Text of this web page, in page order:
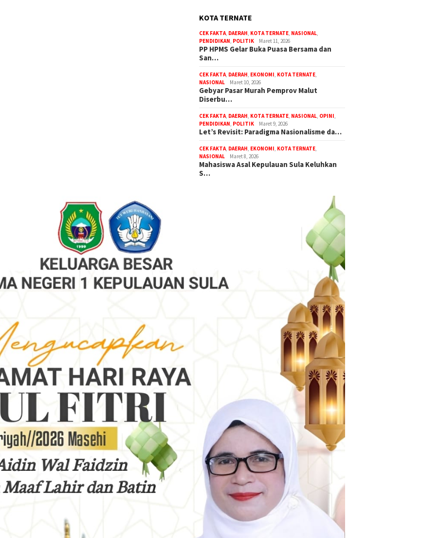
KOTA TERNATE
CEK FAKTA, DAERAH, KOTA TERNATE, NASIONAL,
PENDIDIKAN, POLITIK Maret 11, 2026
PP HPMS Gelar Buka Puasa Bersama dan
San…
CEK FAKTA, DAERAH, EKONOMI, KOTA TERNATE,
NASIONAL
Maret 10, 2026
Gebyar Pasar Murah Pemprov Malut
Diserbu…
CEK FAKTA, DAERAH, KOTA TERNATE, NASIONAL, OPINI,
PENDIDIKAN, POLITIK Maret 9, 2026
Let’s Revisit: Paradigma Nasionalisme da…
CEK FAKTA, DAERAH, EKONOMI, KOTA TERNATE,
NASIONAL
Maret 8, 2026
Mahasiswa Asal Kepulauan Sula Keluhkan
S…